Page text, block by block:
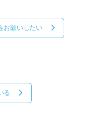
お願いしたい
る